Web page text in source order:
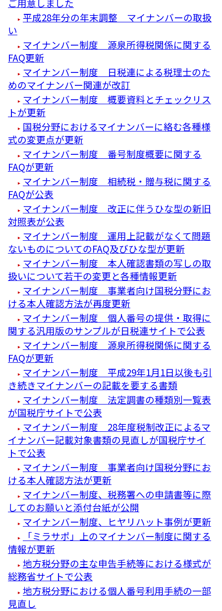
ご用意しました
平成28年分の年末調整 マイナンバーの取扱
い
マイナンバー制度 源泉所得税関係に関する
FAQ更新
マイナンバー制度 日税連による税理士のた
めのマイナンバー関連が改訂
マイナンバー制度 概要資料とチェックリス
トが更新
国税分野におけるマイナンバーに絡む各種様
式の変更点が更新
マイナンバー制度 番号制度概要に関する
FAQが更新
マイナンバー制度 相続税・贈与税に関する
FAQが公表
マイナンバー制度 改正に伴うひな型の新旧
対照表が公表
マイナンバー制度 運用上記載がなくて問題
ないものについてのFAQ及びひな型が更新
マイナンバー制度 本人確認書類の写しの取
扱いについて若干の変更と各種情報更新
マイナンバー制度 事業者向け国税分野にお
ける本人確認方法が再度更新
マイナンバー制度 個人番号の提供・取得に
関する汎用版のサンプルが日税連サイトで公表
マイナンバー制度 源泉所得税関係に関する
FAQが更新
マイナンバー制度 平成29年1月1日以後も引
き続きマイナンバーの記載を要する書類
マイナンバー制度 法定調書の種類別一覧表
が国税庁サイトで公表
マイナンバー制度 28年度税制改正によるマ
イナンバー記載対象書類の見直しが国税庁サイ
トで公表
マイナンバー制度 事業者向け国税分野にお
ける本人確認方法が更新
マイナンバー制度、税務署への申請書等に際
してのお願いと添付台紙が公開
マイナンバー制度、ヒヤリハット事例が更新
「ミラサポ」上のマイナンバー制度に関する
情報が更新
地方税分野の主な申告手続等における様式が
総務省サイトで公表
地方税分野における個人番号利用手続の一部
見直し